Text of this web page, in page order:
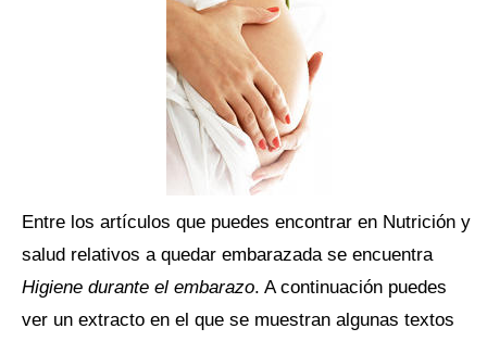
Entre los artículos que puedes encontrar en Nutrición y
salud relativos a quedar embarazada se encuentra
Higiene durante el embarazo. A continuación puedes
ver un extracto en el que se muestran algunas textos